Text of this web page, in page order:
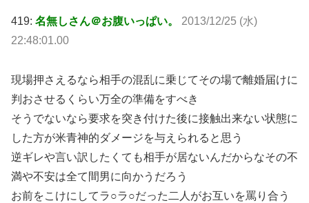
419: 名無しさん＠お腹いっぱい。 2013/12/25 (水)
22:48:01.00
現場押さえるなら相手の混乱に乗じてその場で離婚届けに
判おさせるくらい万全の準備をすべき
そうでないなら要求を突き付けた後に接触出来ない状態に
した方が米青神的ダメージを与えられると思う
逆ギレや言い訳したくても相手が居ないんだからなその不
満や不安は全て間男に向かうだろう
お前をこけにしてラ○ラ○だった二人がお互いを罵り合う